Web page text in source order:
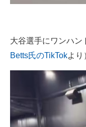
大谷選手にワンハン
Betts氏のTikTokより